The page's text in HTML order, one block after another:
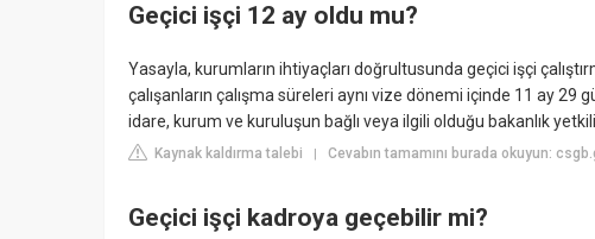
Geçici işçi 12 ay oldu mu?
Yasayla, kurumların ihtiyaçları doğrultusunda geçici işçi
çalışanların çalışma süreleri aynı vize dönemi içinde 11 ay
idare, kurum ve kuruluşun bağlı veya ilgili olduğu bakanlık
Kaynak kaldırma talebi Cevabın tamamını burada okuyun:
Geçici işçi kadroya geçebilir mi?